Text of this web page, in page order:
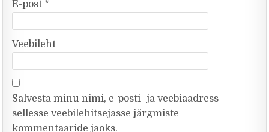
E-post *
Veebileht
Salvesta minu nimi, e-posti- ja veebiaadress
sellesse veebilehitsejasse järgmiste
kommentaaride jaoks.